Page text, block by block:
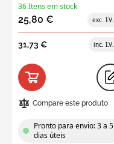
36 Itens em stock
25,80 €
31,73 €
Compare este produto
Pronto para envio: 3 a 5
dias úteis